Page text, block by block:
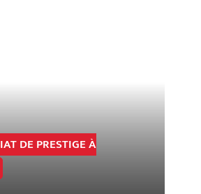
DE PRESTIGE À